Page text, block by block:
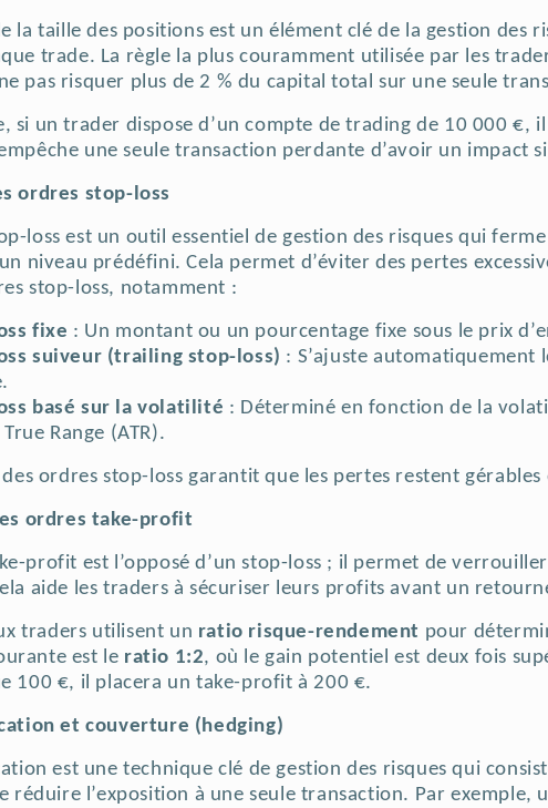
la taille des positions est un élément clé de la gestion des
trade. La règle la plus couramment utilisée par les
pas risquer plus de 2 % du capital total sur une seule
si un trader dispose d’un compte de trading de 10 000 €,
une seule transaction perdante d’avoir un impact
ordres stop-loss
loss est un outil essentiel de gestion des risques qui
niveau prédéfini. Cela permet d’éviter des pertes
stop-loss, notamment :
fixe : Un montant ou un pourcentage fixe sous le prix
suiveur (trailing stop-loss) : S’ajuste
basé sur la volatilité : Déterminé en fonction de la
True Range (ATR).
des ordres stop-loss garantit que les pertes restent
ordres take-profit
profit est l’opposé d’un stop-loss ; il permet de
aide les traders à sécuriser leurs profits avant un
traders utilisent un ratio risque-rendement pour
est le ratio 1:2, où le gain potentiel est deux fois
100 €, il placera un take-profit à 200 €.
et couverture (hedging)
est une technique clé de gestion des risques qui
réduire l’exposition à une seule transaction. Par